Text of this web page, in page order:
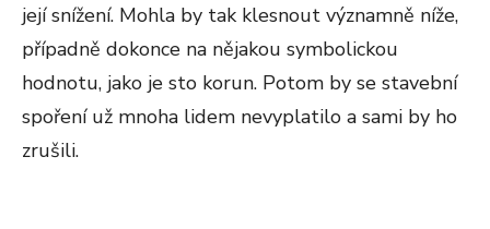
její snížení. Mohla by tak klesnout významně níže,
případně dokonce na nějakou symbolickou
hodnotu, jako je sto korun. Potom by se stavební
spoření už mnoha lidem nevyplatilo a sami by ho
zrušili.